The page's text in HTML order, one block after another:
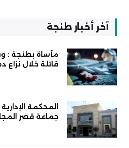
آخر أخبار طنجة
مأساة بطنجة :
قاتلة خلال نزاع
المحكمة
جماعة قصر